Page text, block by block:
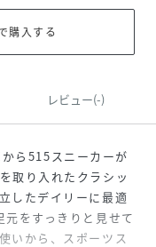
購入する
レビュー(-)
ら515スニーカーが
取り入れたクラシッ
したデイリーに最適
をすっきりと見せて
いから、スポーツス